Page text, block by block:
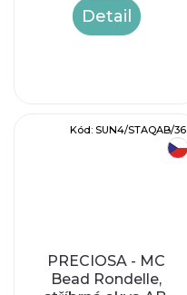
Detail
PRECIOSA - MC
Bead Rondelle,
Kód: SUN4/STAQAB/36